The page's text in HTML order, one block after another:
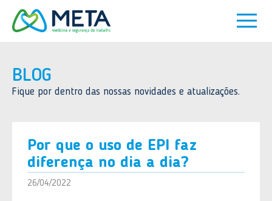
BLOG
Fique por dentro das nossas novidades e atualizações.
Por que o uso de EPI faz
diferença no dia a dia?
26/04/2022